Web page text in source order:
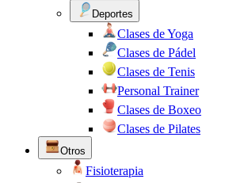
Deportes
Clases de Yoga
Clases de Pádel
Clases de Tenis
Personal Trainer
Clases de Boxeo
Clases de Pilates
Otros
Fisioterapia